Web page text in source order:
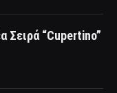
Σειρά “Cupertino”